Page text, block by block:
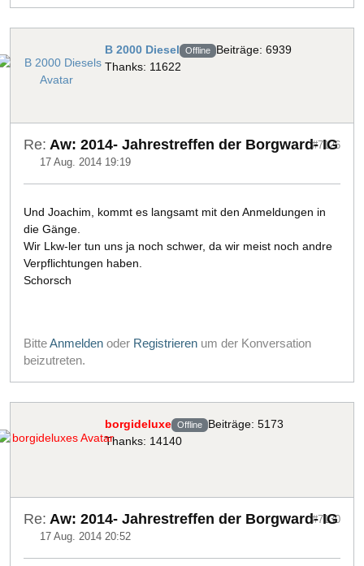
B 2000 Diesel Offline Beiträge: 6939
Thanks: 11622
Re: Aw: 2014- Jahrestreffen der Borgward- IG
17 Aug. 2014 19:19
#7126
Und Joachim, kommt es langsamt mit den Anmeldungen in
die Gänge.
Wir Lkw-ler tun uns ja noch schwer, da wir meist noch andre
Verpflichtungen haben.
Schorsch
BitteAnmelden oder Registrieren um der Konversation
beizutreten.
borgideluxe Offline Beiträge: 5173
Thanks: 14140
Re: Aw: 2014- Jahrestreffen der Borgward- IG
17 Aug. 2014 20:52
#7130